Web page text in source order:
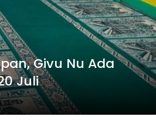
Givu Nu Ada
Juli